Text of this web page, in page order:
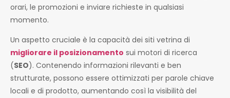
orari, le promozioni e inviare richieste in qualsiasi
momento.
Un aspetto cruciale è la capacità dei siti vetrina di
migliorare il posizionamento sui motori di ricerca
(SEO). Contenendo informazioni rilevanti e ben
strutturate, possono essere ottimizzati per parole chiave
locali e di prodotto, aumentando così la visibilità del